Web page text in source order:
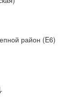
район (E6)